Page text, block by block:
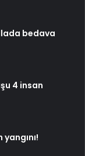
bedava
4 insan